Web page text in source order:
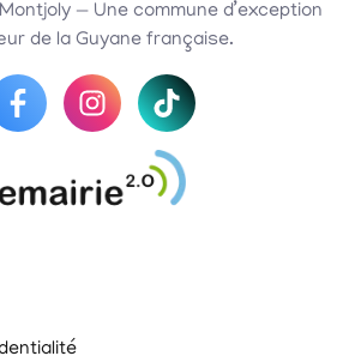
— Une commune d’exception
de la Guyane française.